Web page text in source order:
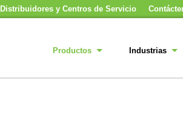
Distribuidores y Centros de Servicio
Productos Industrias